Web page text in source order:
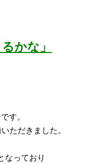
かな」
す。
ただきました。
なっており